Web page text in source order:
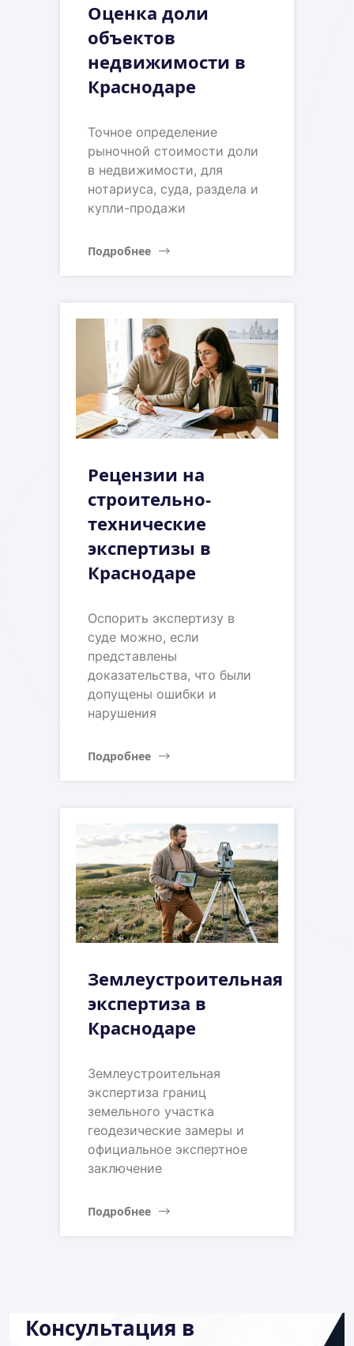
Оценка доли
объектов
недвижимости в
Краснодаре
Точное определение
рыночной стоимости доли
в недвижимости, для
нотариуса, суда, раздела и
купли-продажи
Подробнее
Рецензии на
строительно-
технические
экспертизы в
Краснодаре
Оспорить экспертизу в
суде можно, если
представлены
доказательства, что были
допущены ошибки и
нарушения
Подробнее
Землеустроительная
экспертиза в
Краснодаре
Землеустроительная
экспертиза границ
земельного участка
геодезические замеры и
официальное экспертное
заключение
Подробнее
Консультация в